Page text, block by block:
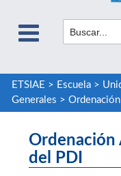
ETSIAE > Escuela>
Generales >
Ordenación
del PDI